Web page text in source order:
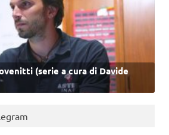
(serie a cura di Davide